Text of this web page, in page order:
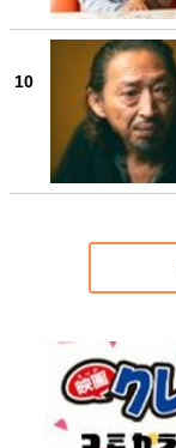
10